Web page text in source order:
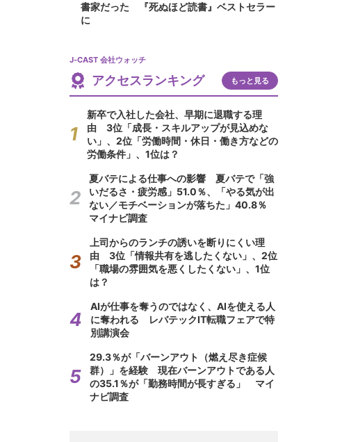
書家だった 『死ぬほど読書』ベストセラー
に
J-CAST 会社ウォッチ
アクセスランキング もっと見る
新卒で入社した会社、早期に退職する理
由 3位「成長・スキルアップが見込めな
い」、2位「労働時間・休日・働き方などの
労働条件」、1位は？
夏バテによる仕事への影響 夏バテで「強
いだるさ・疲労感」51.0％、「やる気が出
ない／モチベーションが落ちた」40.8％
マイナビ調査
上司からのランチの誘いを断りにくい理
由 3位「情報共有を逃したくない」、2位
「職場の雰囲気を悪くしたくない」、1位
は？
AIが仕事を奪うのではなく、AIを使える人
に奪われる レバテックIT転職フェアで特
別講演会
29.3％が「バーンアウト（燃え尽き症候
群）」を経験 現在バーンアウトである人
の35.1％が「勤務時間が長すぎる」 マイ
ナビ調査